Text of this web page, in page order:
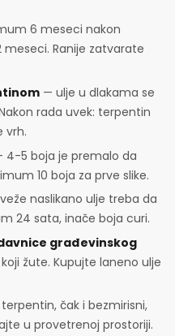
6 meseci nakon
meseci. Ranije zatvarate
— ulje u dlakama se
rada uvek: terpentin
vrh.
4-5 boja je premalo da
10 boja za prve slike.
naslikano ulje treba da
24 sata, inače boja curi.
građevinskog
žute. Kupujte laneno ulje
čak i bezmirisni,
u provetrenoj prostoriji.